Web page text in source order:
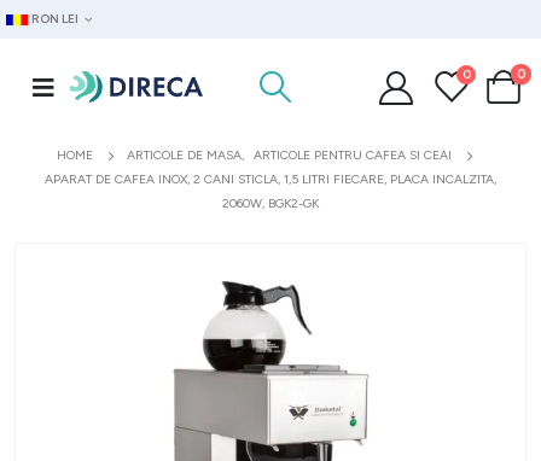
RON LEI
0 0
HOME ARTICOLE DE MASA,
ARTICOLE PENTRU CAFEA SI CEAI
APARAT DE CAFEA INOX, 2 CANI STICLA, 1,5 LITRI FIECARE, PLACA INCALZITA,
2060W, BGK2-GK